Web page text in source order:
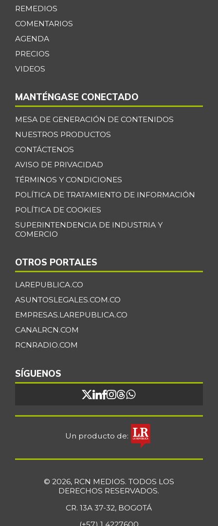
REMEDIOS
COMENTARIOS
AGENDA
PRECIOS
VIDEOS
MANTÉNGASE CONECTADO
MESA DE GENERACIÓN DE CONTENIDOS
NUESTROS PRODUCTOS
CONTÁCTENOS
AVISO DE PRIVACIDAD
TÉRMINOS Y CONDICIONES
POLÍTICA DE TRATAMIENTO DE INFORMACIÓN
POLÍTICA DE COOKIES
SUPERINTENDENCIA DE INDUSTRIA Y
COMERCIO
OTROS PORTALES
LAREPUBLICA.CO
ASUNTOSLEGALES.COM.CO
EMPRESAS.LAREPUBLICA.CO
CANALRCN.COM
RCNRADIO.COM
SÍGUENOS
Un producto de:
© 2026, RCN MEDIOS. TODOS LOS
DERECHOS RESERVADOS.
CR. 13A 37-32, BOGOTÁ